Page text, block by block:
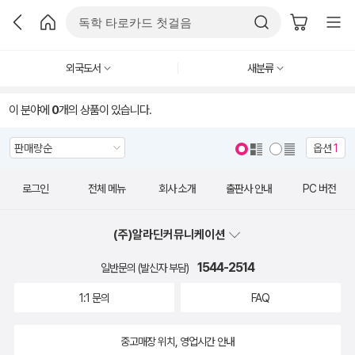
외국도서 새분류
이 분야에 0개의 상품이 있습니다.
옵션1
로그인 전체 메뉴 회사 소개 출판사 안내 PC 버전
(주)알라딘커뮤니케이션
일반문의 (발신자 부담) 1544-2514
1:1 문의 FAQ
중고매장 위치, 영업시간 안내